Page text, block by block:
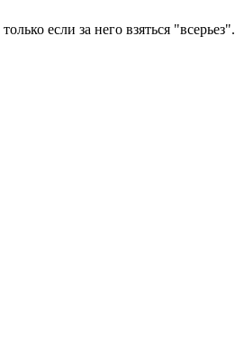
если за него взяться "всерьез".